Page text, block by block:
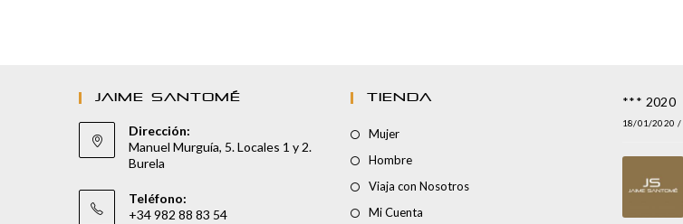
JAIME SANTOMÉ
Dirección:
Manuel Murguía, 5. Locales 1 y 2.
Burela
Teléfono:
+34 982 88 83 54
TIENDA
Mujer
Hombre
Viaja con Nosotros
Mi Cuenta
*** 2020
18/01/2020 /